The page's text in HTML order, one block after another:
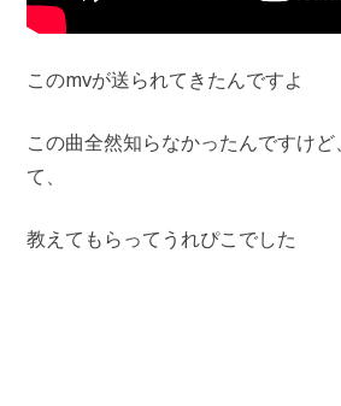
このmvが送られてきたんですよ
この曲全然知らなかったんですけど
て、
教えてもらってうれぴこでした